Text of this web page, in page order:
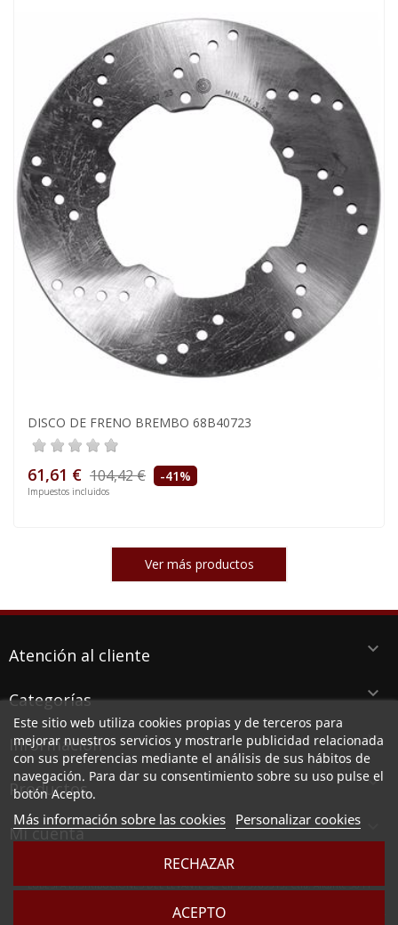
DISCO DE FRENO BREMBO 68B40723
61,61 € 104,42 € -41%
Impuestos incluidos
Ver más productos
Atención al cliente keyboard_arrow_down
Categorías keyboard_arrow_down
Información keyboard_arrow_down
Productos keyboard_arrow_down
Mi cuenta
Este sitio web utiliza cookies propias y de terceros para
mejorar nuestros servicios y mostrarle publicidad relacionada
con sus preferencias mediante el análisis de sus hábitos de
navegación. Para dar su consentimiento sobre su uso pulse el
botón Acepto.
Más información sobre las cookies Personalizar cookies
RECHAZAR
ACEPTO
LUBESPA DISTRIBUCIONES DEL LEVANTE SL, CIF B73789513, Ctra. Alicante 38 PI
Sociedad inscrita en el Registro Mercantil de Murcia, en el tomo 2949, folio 164, hoja MU -